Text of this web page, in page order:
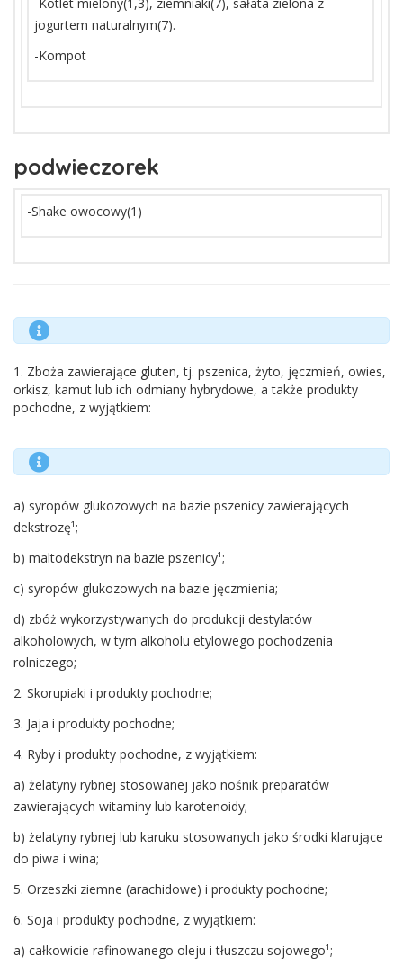
jogurtem naturalnym(7).
-Kompot
podwieczorek
-Shake owocowy(1)
1. Zboża zawierające gluten, tj. pszenica, żyto, jęczmień, owies,
orkisz, kamut lub ich odmiany hybrydowe, a także produkty
pochodne, z wyjątkiem:
a) syropów glukozowych na bazie pszenicy zawierających
dekstrozę¹;
b) maltodekstryn na bazie pszenicy¹;
c) syropów glukozowych na bazie jęczmienia;
d) zbóż wykorzystywanych do produkcji destylatów
alkoholowych, w tym alkoholu etylowego pochodzenia
rolniczego;
2. Skorupiaki i produkty pochodne;
3. Jaja i produkty pochodne;
4. Ryby i produkty pochodne, z wyjątkiem:
a) żelatyny rybnej stosowanej jako nośnik preparatów
zawierających witaminy lub karotenoidy;
b) żelatyny rybnej lub karuku stosowanych jako środki klarujące
do piwa i wina;
5. Orzeszki ziemne (arachidowe) i produkty pochodne;
6. Soja i produkty pochodne, z wyjątkiem:
a) całkowicie rafinowanego oleju i tłuszczu sojowego¹;